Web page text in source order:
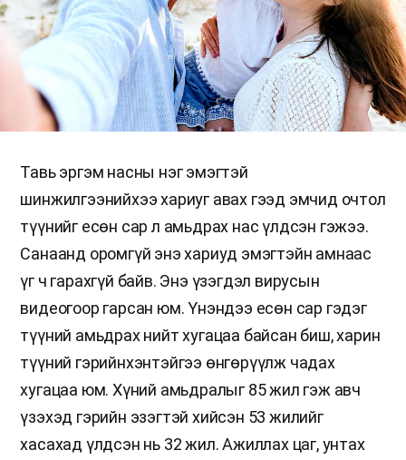
Тавь эргэм насны нэг эмэгтэй
шинжилгээнийхээ хариуг авах гээд эмчид очтол
түүнийг есөн сар л амьдрах нас үлдсэн гэжээ.
Санаанд оромгүй энэ хариуд эмэгтэйн амнаас
үг ч гарахгүй байв. Энэ үзэгдэл вирусын
видеогоор гарсан юм. Үнэндээ есөн сар гэдэг
түүний амьдрах нийт хугацаа байсан биш, харин
түүний гэрийнхэнтэйгээ өнгөрүүлж чадах
хугацаа юм. Хүний амьдралыг 85 жил гэж авч
үзэхэд гэрийн эзэгтэй хийсэн 53 жилийг
хасахад үлдсэн нь 32 жил. Ажиллах цаг, унтах